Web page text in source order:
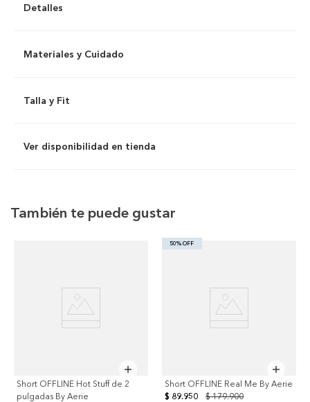
Detalles
Materiales y Cuidado
Talla y Fit
Ver disponibilidad en tienda
También te puede gustar
Short OFFLINE Hot Stuff de 2
pulgadas By Aerie
50% OFF
Short OFFLINE Real Me By Aerie
$ 179.900
$ 89.950